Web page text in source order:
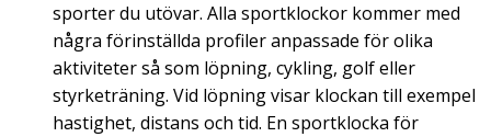
sporter du utövar. Alla sportklockor kommer med
några förinställda profiler anpassade för olika
aktiviteter så som löpning, cykling, golf eller
styrketräning. Vid löpning visar klockan till exempel
hastighet, distans och tid. En sportklocka för